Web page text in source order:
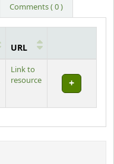
Comments ( 0 )
URL
Link to
resource